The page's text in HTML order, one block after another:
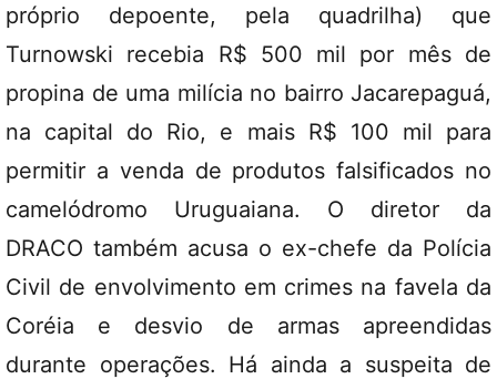
próprio depoente, pela quadrilha) que
Turnowski recebia R$ 500 mil por mês de
propina de uma milícia no bairro Jacarepaguá,
na capital do Rio, e mais R$ 100 mil para
permitir a venda de produtos falsificados no
camelódromo Uruguaiana. O diretor da
DRACO também acusa o ex-chefe da Polícia
Civil de envolvimento em crimes na favela da
Coréia e desvio de armas apreendidas
durante operações. Há ainda a suspeita de